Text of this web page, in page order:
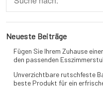
Neueste Beiträge
Fügen Sie Ihrem Zuhause
den passenden
Unverzichtbare rutschfeste
beste Produkt für ein